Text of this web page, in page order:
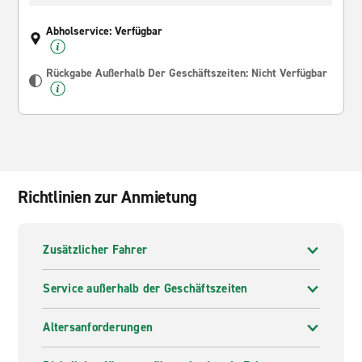
Abholservice: Verfügbar
Rückgabe Außerhalb Der Geschäftszeiten: Nicht Verfügbar
Richtlinien zur Anmietung
Zusätzlicher Fahrer
Service außerhalb der Geschäftszeiten
Altersanforderungen